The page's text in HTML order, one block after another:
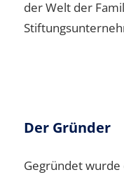
der Welt der
Der Gründer
Gegründet